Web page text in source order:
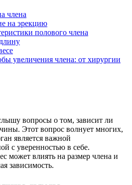
члена
на эрекцию
полового члена
увеличения члена: от хирургии
вопросы о том, зависит ли
Этот вопрос волнует многих,
является важной
с уверенностью в себе.
может влиять на размер члена и
зависимость.